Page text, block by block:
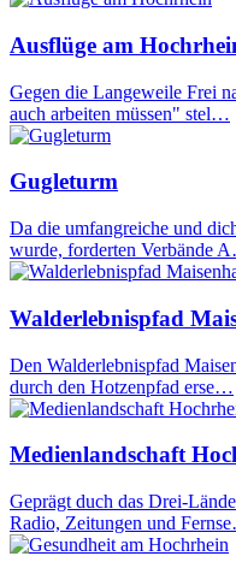
Ausflüge am
Gegen die Langeweile Frei
auch arbeiten müssen" stel…
Gugleturm
Da die umfangreiche und
wurde, forderten Verbände
Walderlebnispfad
Den Walderlebnispfad
durch den Hotzenpfad erse…
Medienlandschaft
Geprägt duch das Drei-
Radio, Zeitungen und